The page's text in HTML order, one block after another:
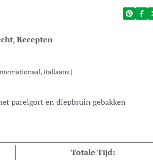
,Recepten
italiaans |
Totale Tijd: